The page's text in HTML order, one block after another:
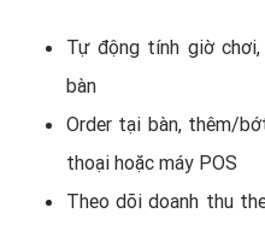
Tự động tính giờ
bàn
Order tại bàn, thêm/
thoại hoặc máy POS
Theo dõi doanh thu